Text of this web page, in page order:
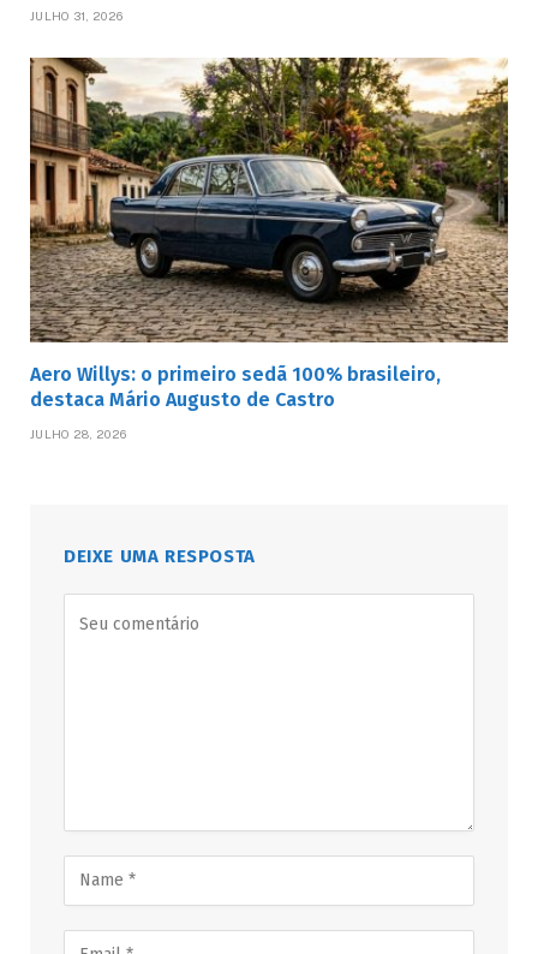
JULHO 31, 2026
Aero Willys: o primeiro sedã 100% brasileiro,
destaca Mário Augusto de Castro
JULHO 28, 2026
DEIXE UMA RESPOSTA